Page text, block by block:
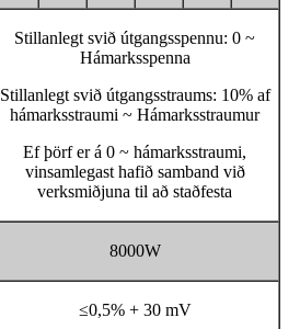
Stillanlegt svið útgangsspennu: 0 ~
Hámarksspenna
Stillanlegt svið útgangsstraums: 10% af
hámarksstraumi ~ Hámarksstraumur
Ef þörf er á 0 ~ hámarksstraumi,
vinsamlegast hafið samband við
verksmiðjuna til að staðfesta
8000W
≤0,5% + 30 mV